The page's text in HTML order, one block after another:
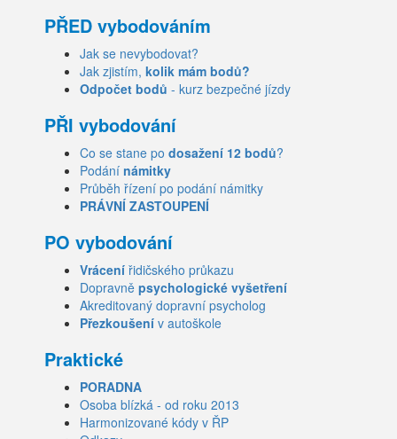
PŘED vybodováním
Jak se nevybodovat?
Jak zjistím, kolik mám bodů?
Odpočet bodů - kurz bezpečné jízdy
PŘI vybodování
Co se stane po dosažení 12 bodů?
Podání námitky
Průběh řízení po podání námitky
PRÁVNÍ ZASTOUPENÍ
PO vybodování
Vrácení řidičského průkazu
Dopravně psychologické vyšetření
Akreditovaný dopravní psycholog
Přezkoušení v autoškole
Praktické
PORADNA
Osoba blízká - od roku 2013
Harmonizované kódy v ŘP